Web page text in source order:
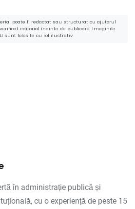
poate fi redactat sau structurat cu ajutorul
editorial înainte de publicare. Imaginile
sunt folosite cu rol ilustrativ.
în administrație publică și
cu o experiență de peste 15